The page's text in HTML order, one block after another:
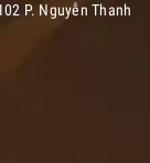
P. Nguyễn Thanh